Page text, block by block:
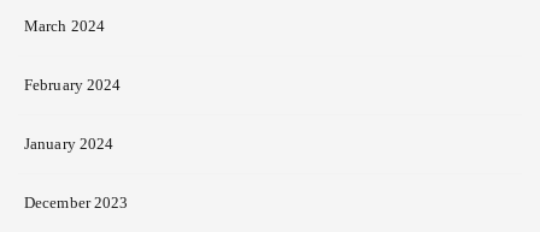
March 2024
February 2024
January 2024
December 2023